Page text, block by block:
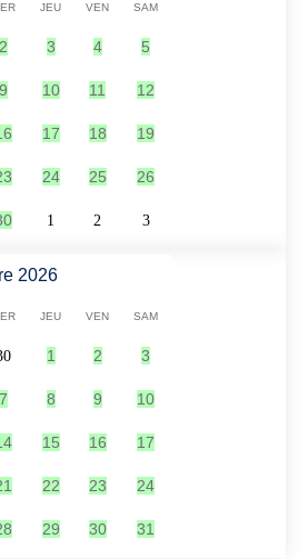
JEU VEN SAM
2 3 4 5
9 10 11 12
17 18 19
24 25 26
1 2 3
2026
JEU VEN SAM
1 2 3
7 8 9 10
15 16 17
22 23 24
29 30 31